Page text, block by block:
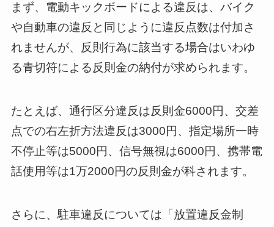
まず、電動キックボードによる違反は、バイク
や自動車の違反と同じように違反点数は付加さ
れませんが、反則行為に該当する場合はいわゆ
る青切符による反則金の納付が求められます。
たとえば、通行区分違反は反則金6000円、交差
点での右左折方法違反は3000円、指定場所一時
不停止等は5000円、信号無視は6000円、携帯電
話使用等は1万2000円の反則金が科されます。
さらに、駐車違反については「放置違反金制